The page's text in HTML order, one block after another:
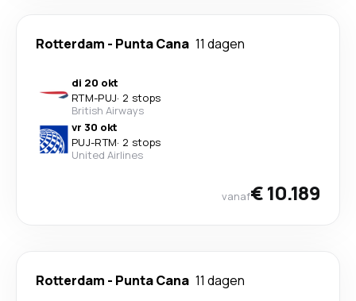
Rotterdam - Punta Cana 11 dagen
di 20 okt
RTM-PUJ· 2 stops
British Airways
vr 30 okt
PUJ-RTM· 2 stops
United Airlines
vanaf€ 10.189
Rotterdam - Punta Cana 11 dagen